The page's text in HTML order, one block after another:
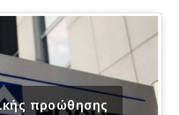
προώθησης